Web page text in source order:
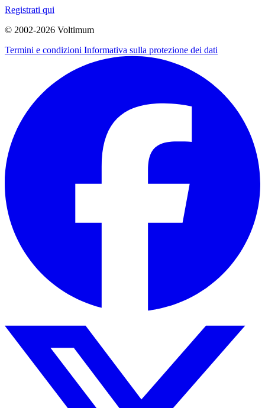
Registrati qui
© 2002-2026 Voltimum
Termini e condizioni Informativa sulla protezione dei dati